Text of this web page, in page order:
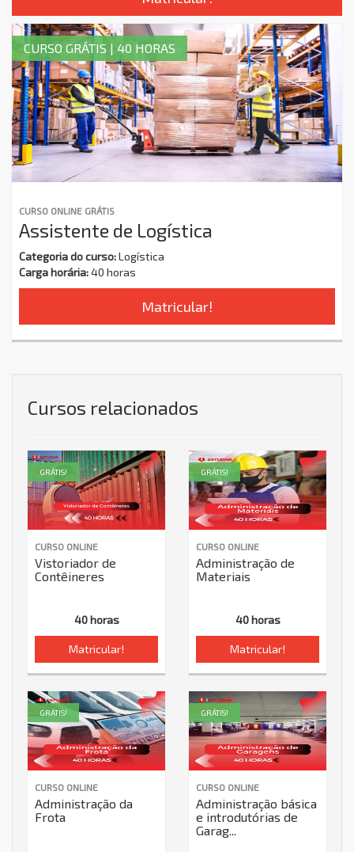
CURSO ONLINE GRÁTIS
Assistente de Logística
Categoria do curso:Logística
Carga horária:40 horas
Matricular!
CURSO GRÁTIS | 40 HORAS
Cursos relacionados
CURSO ONLINE
Vistoriador de
Contêineres
40 horas
Matricular!
GRÁTIS!
CURSO ONLINE
Administração de
Materiais
40 horas
Matricular!
GRÁTIS!
CURSO ONLINE
Administração da
Frota
GRÁTIS!
CURSO ONLINE
Administração básica
e introdutórias de
Garag...
GRÁTIS!